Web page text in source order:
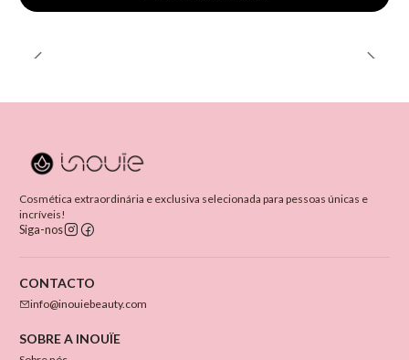
Cosmética extraordinária e exclusiva selecionada para pessoas únicas e
incríveis!
Siga-nos
CONTACTO
info@inouiebeauty.com
SOBRE A INOUÏE